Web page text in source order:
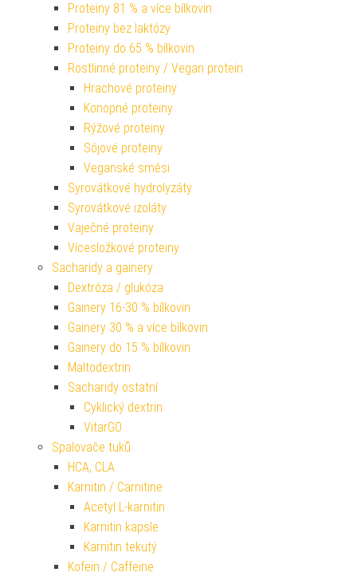
Proteiny 81 % a více bílkovin
Proteiny bez laktózy
Proteiny do 65 % bílkovin
Rostlinné proteiny / Vegan protein
Hrachové proteiny
Konopné proteiny
Rýžové proteiny
Sójové proteiny
Veganské směsi
Syrovátkové hydrolyzáty
Syrovátkové izoláty
Vaječné proteiny
Vícesložkové proteiny
Sacharidy a gainery
Dextróza / glukóza
Gainery 16-30 % bílkovin
Gainery 30 % a více bílkovin
Gainery do 15 % bílkovin
Maltodextrin
Sacharidy ostatní
Cyklický dextrin
VitarGO
Spalovače tuků
HCA, CLA
Karnitin / Carnitine
Acetyl L-karnitin
Karnitin kapsle
Karnitin tekutý
Kofein / Caffeine